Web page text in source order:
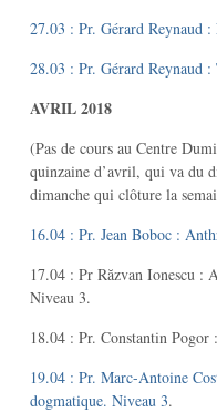
27.03 : Pr. Gérard Reynaud
28.03 : Pr. Gérard Reynaud
AVRIL 2018
(Pas de cours au Centre
quinzaine d’avril, qui va du
dimanche qui clôture la
16.04 : Pr. Jean Boboc :
17.04 : Pr Răzvan Ionescu :
Niveau 3.
18.04 : Pr. Constantin
19.04 : Pr. Marc-Antoine
dogmatique. Niveau 3.